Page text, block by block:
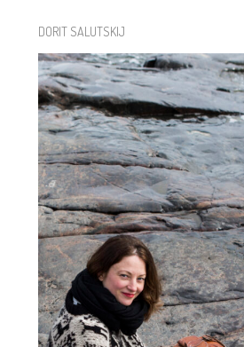
DORIT SALUTSKIJ